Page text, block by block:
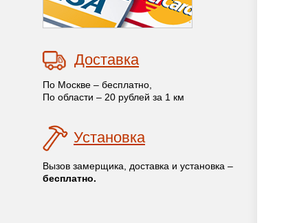
Доставка
По Москве – бесплатно,
По области – 20 рублей за 1 км
Установка
Вызов замерщика, доставка и установка –
бесплатно.